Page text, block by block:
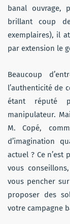
banal ouvrage,
brillant coup
exemplaires), il
par extension le
Beaucoup
l’authenticité de
étant réputé
manipulateur.
M. Copé,
d’imagination
actuel ? Ce
vous
vous pencher
proposer des
votre campagne